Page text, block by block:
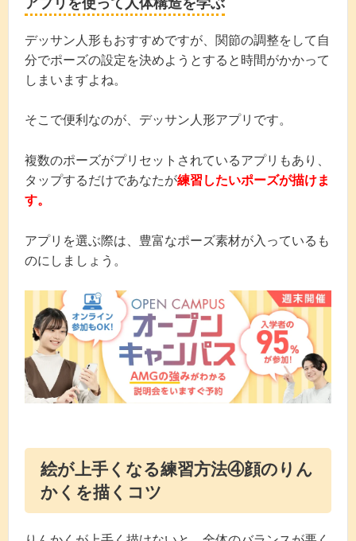
デッサン人形もおすすめですが、関節の調整をして自
分でポーズの設定を決めようとすると時間がかかって
しまいますよね。
そこで便利なのが、デッサン人形アプリです。
複数のポーズがプリセットされているアプリもあり、
タップするだけであなたが練習したいポーズが描けま
す。
アプリを選ぶ際は、豊富なポーズ素材が入っているも
のにしましょう。
絵が上手くなる練習方法④顔のりん
かくを描くコツ